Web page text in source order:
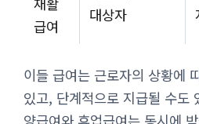
급여
대상자
이들 급여는 근로자의 상황에
있고, 단계적으로 지급될 수도